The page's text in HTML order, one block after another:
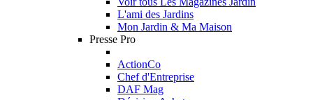
L'ami des Jardins
Mon Jardin & Ma Maison
Presse Pro
ActionCo
Chef d'Entreprise
DAF Mag